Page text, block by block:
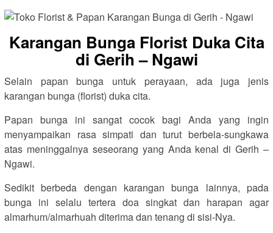
Karangan Bunga Florist Duka Cita
di Gerih – Ngawi
Selain papan bunga untuk perayaan, ada juga jenis
karangan bunga (florist) duka cita.
Papan bunga ini sangat cocok bagi Anda yang ingin
menyampaikan rasa simpati dan turut berbela-sungkawa
atas meninggalnya seseorang yang Anda kenal di Gerih –
Ngawi.
Sedikit berbeda dengan karangan bunga lainnya, pada
bunga ini selalu tertera doa singkat dan harapan agar
almarhum/almarhuah diterima dan tenang di sisi-Nya.